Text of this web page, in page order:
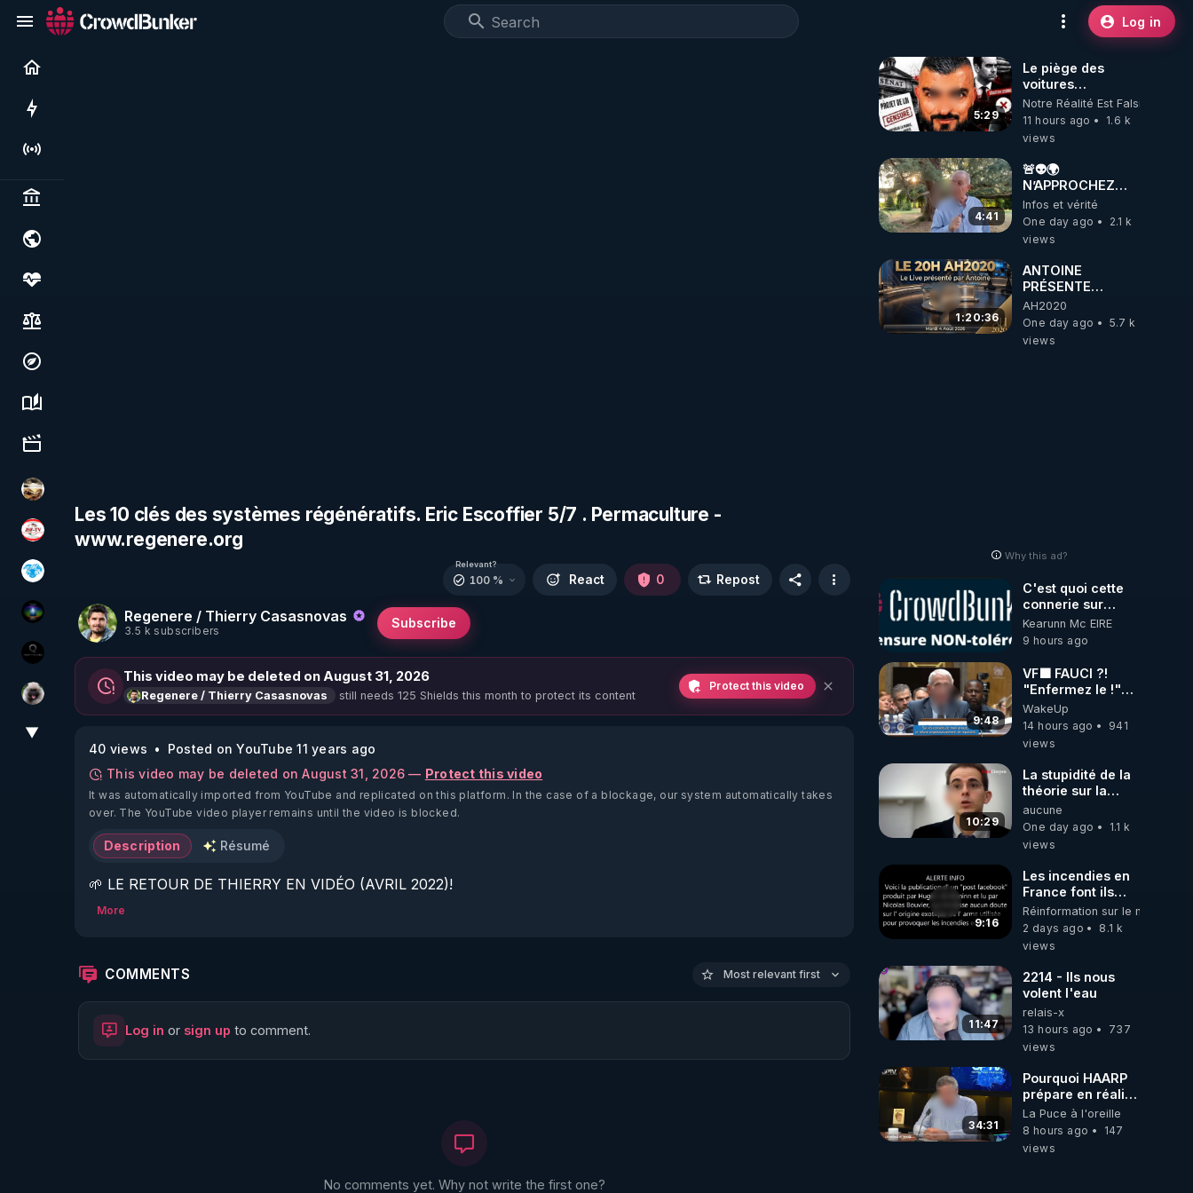
Log in
Politics & institutions
Society, justice & freedoms
Economy, environment & technology
Science, history & spirituality
Culture, media & entertainment
patatrak
JSF - TV
A.D.N.M
WakeUp
La vérité
Priscane
▼
Les 10 clés des systèmes régénératifs. Eric Escoffier 5/7 . Permaculture -
www.regenere.org
Regenere / Thierry Casasnovas
3.5 k subscribers
Subscribe
Relevant?
100 % React 0 Repost
This video may be deleted on August 31, 2026
Regenere / Thierry Casasnovas still needs 125 Shields this month to protect its content
Protect this video
40 views
Posted on YouTube 11 years ago
This video may be deleted on August 31, 2026 — Protect this video
It was automatically imported from YouTube and replicated on this platform. In the case of a blockage, our system automatically takes
over. The YouTube video player remains until the video is blocked.
Description Résumé
🌱 LE RETOUR DE THIERRY EN VIDÉO (AVRIL 2022)!
🌱 LE MAGAZINE RÉGÉNÈRE
http://rgnr.li/ymag
More
COMMENTS Most relevant first
Log in or sign up to comment.
No comments yet. Why not write the first one?
5:29
Le piège des
voitures
électriques se
referme sur les
usagers !
Notre Réalité Est Falsifiée Et
11 hours ago
1.6 k
views
4:41
🚨👽🌍
N’APPROCHEZ
PAS LA TERRE ! 😱
🛸
Infos et vérité
One day ago
2.1 k
views
1:20:36
ANTOINE
PRÉSENTE
AH2020 LE LIVE
20H ***DU
04/08/2026***
AH2020
One day ago
5.7 k
views
Why this ad?
C'est quoi cette
connerie sur
CrowdBunker
???? Si on ne
peut plus publier,
c'est un peu de la
censure. Ne
boucliers pour
voir mes vidéos,
c'est une arnaque
chaine et mon
travail sont
gratuits. Je
préfère la voir
mourir que de voir
payer.
CrowdBunker
s'est tiré une
balle dans le pied
sans nos chaines
n'est plus rien.
Migrez vers les
comme "VK, X,
Odysee, et Tik-
Tok", je vous
en commentaires.
Bisous la famille.
Kearunn Mc EIRE
9 hours ago
9:48
VF🟩 FAUCI ?!
"Enfermez le !"
(Lock him up!) -
Quartz Traduction
WakeUp
14 hours ago
941
views
10:29
La stupidité de la
théorie sur la
responsabilité de
l’homme
concernant le
carbone.
aucune
One day ago
1.1 k
views
9:16
Les incendies en
France font ils
partie d' un plan
qui aurait débuté
le 11 septembre
Réinformation sur le monde
2 days ago
8.1 k
views
11:47
2214 - Ils nous
volent l'eau
relais-x
13 hours ago
737
views
34:31
Pourquoi HAARP
prépare en réalité
un CHAOS
climatique, on
répond
La Puce à l'oreille
8 hours ago
147
views